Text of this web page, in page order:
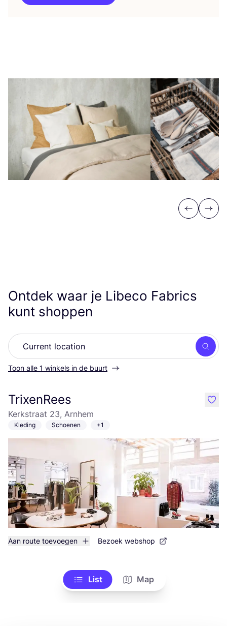
Previous
Next
Ontdek waar je Libeco Fabrics
kunt shoppen
Zoek
Toon alle 1 winkels in de buurt
TrixenRees
Kerkstraat 23, Arnhem
Kleding Schoenen +1
Aan route toevoegen Bezoek webshop
like
List Map